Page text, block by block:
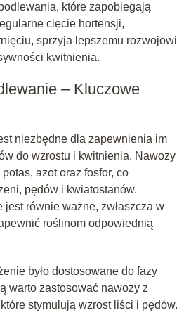
które zapobiegają
cięcie hortensji,
sprzyja lepszemu rozwojowi
kwitnienia.
– Kluczowe
niezbędne dla zapewnienia im
do wzrostu i kwitnienia. Nawozy
azot oraz fosfor, co
pędów i kwiatostanów.
równie ważne, zwłaszcza w
roślinom odpowiednią
było dostosowane do fazy
warto zastosować nawozy z
stymulują wzrost liści i pędów.